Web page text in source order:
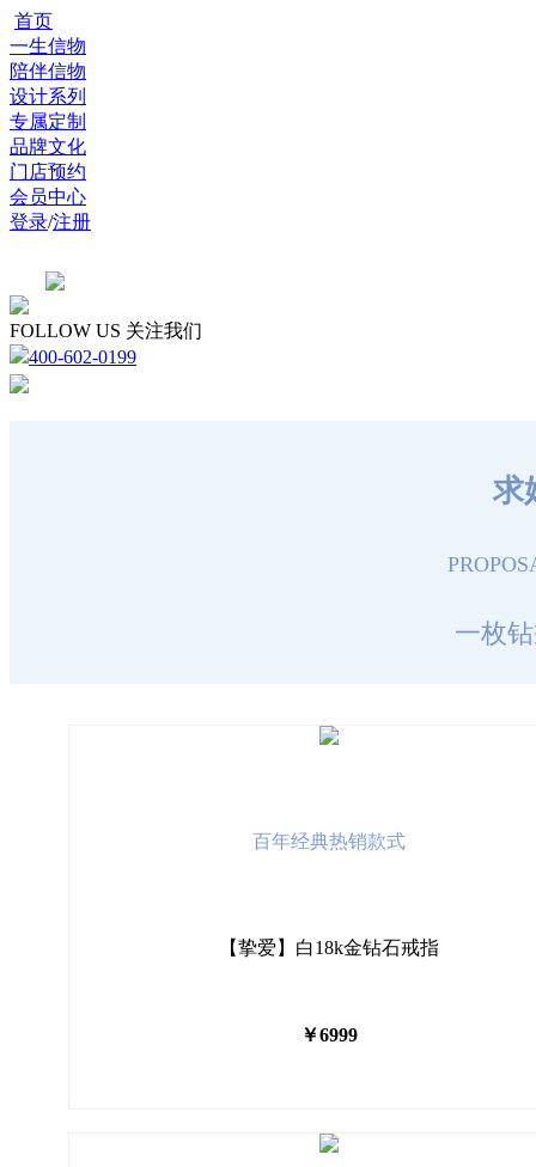
首页
一生信物
陪伴信物
设计系列
专属定制
品牌文化
门店预约
会员中心
登录/注册
求
一枚
百年经典热销款式
【挚爱】白18k金钻石戒指
￥6999
FOLLOW US 关注我们
400-602-0199